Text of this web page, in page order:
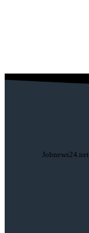
Jobnews24.net